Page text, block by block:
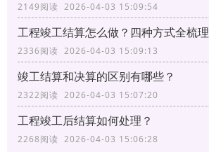
2149阅读 2026-04-03 15:09:54
工程竣工结算怎么做？四种方式全梳理
2336阅读 2026-04-03 15:09:13
竣工结算和决算的区别有哪些？
2322阅读 2026-04-03 15:07:20
工程竣工后结算如何处理？
2268阅读 2026-04-03 15:06:28